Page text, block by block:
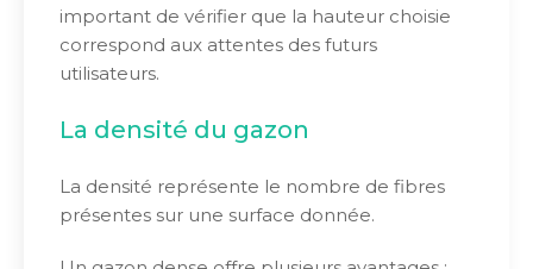
important de vérifier que la hauteur choisie
correspond aux attentes des futurs
utilisateurs.
La densité du gazon
La densité représente le nombre de fibres
présentes sur une surface donnée.